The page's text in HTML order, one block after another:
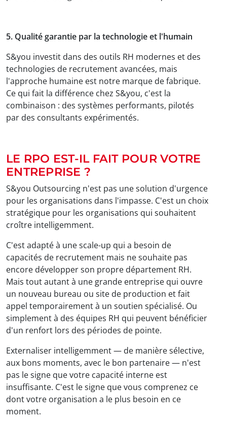
5. Qualité garantie par la technologie et l'humain
S&you investit dans des outils RH modernes et des
technologies de recrutement avancées, mais
l'approche humaine est notre marque de fabrique.
Ce qui fait la différence chez S&you, c'est la
combinaison : des systèmes performants, pilotés
par des consultants expérimentés.
LE RPO EST-IL FAIT POUR VOTRE
ENTREPRISE ?
S&you Outsourcing n'est pas une solution d'urgence
pour les organisations dans l'impasse. C'est un choix
stratégique pour les organisations qui souhaitent
croître intelligemment.
C'est adapté à une scale-up qui a besoin de
capacités de recrutement mais ne souhaite pas
encore développer son propre département RH.
Mais tout autant à une grande entreprise qui ouvre
un nouveau bureau ou site de production et fait
appel temporairement à un soutien spécialisé. Ou
simplement à des équipes RH qui peuvent bénéficier
d'un renfort lors des périodes de pointe.
Externaliser intelligemment — de manière sélective,
aux bons moments, avec le bon partenaire — n'est
pas le signe que votre capacité interne est
insuffisante. C'est le signe que vous comprenez ce
dont votre organisation a le plus besoin en ce
moment.